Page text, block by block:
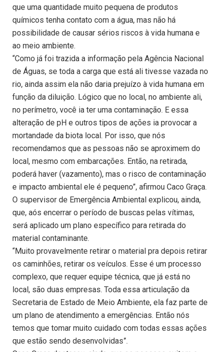
que uma quantidade muito pequena de produtos
químicos tenha contato com a água, mas não há
possibilidade de causar sérios riscos à vida humana e
ao meio ambiente.
“Como já foi trazida a informação pela Agência Nacional
de Águas, se toda a carga que está ali tivesse vazada no
rio, ainda assim ela não daria prejuízo à vida humana em
função da diluição. Lógico que no local, no ambiente ali,
no perímetro, você ia ter uma contaminação. E essa
alteração de pH e outros tipos de ações ia provocar a
mortandade da biota local. Por isso, que nós
recomendamos que as pessoas não se aproximem do
local, mesmo com embarcações. Então, na retirada,
poderá haver (vazamento), mas o risco de contaminação
e impacto ambiental ele é pequeno”, afirmou Caco Graça.
O supervisor de Emergência Ambiental explicou, ainda,
que, aós encerrar o período de buscas pelas vítimas,
será aplicado um plano específico para retirada do
material contaminante.
“Muito provavelmente retirar o material pra depois retirar
os caminhões, retirar os veículos. Esse é um processo
complexo, que requer equipe técnica, que já está no
local, são duas empresas. Toda essa articulação da
Secretaria de Estado de Meio Ambiente, ela faz parte de
um plano de atendimento a emergências. Então nós
temos que tomar muito cuidado com todas essas ações
que estão sendo desenvolvidas”.